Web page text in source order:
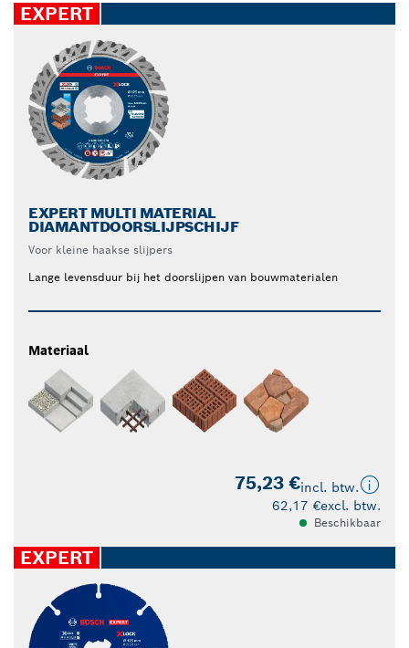
EXPERT
EXPERT MULTI MATERIAL
DIAMANTDOORSLIJPSCHIJF
Voor kleine haakse slijpers
Lange levensduur bij het doorslijpen van bouwmaterialen
Materiaal
75,23 €incl. btw.
62,17 €excl. btw.
Beschikbaar
EXPERT